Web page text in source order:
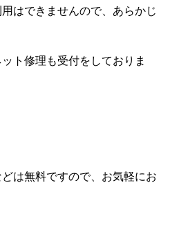
はできませんので、あらかじ
ト修理も受付をしておりま
は無料ですので、お気軽にお